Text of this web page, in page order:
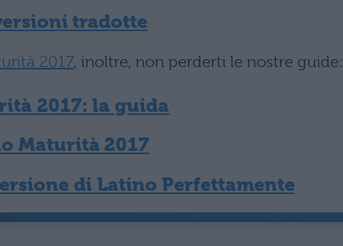
tradotte
2017, inoltre, non perderti le nostre guide:
2017: la guida
Maturità 2017
di Latino Perfettamente